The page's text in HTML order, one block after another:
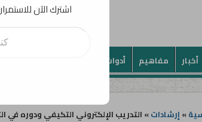
أخبار مفاهيم أدوات
» إرشادات» التدريب الإلكتروني التكيفي ودوره في
اشترك الآن
كتابة بريدك الإلكتروني...